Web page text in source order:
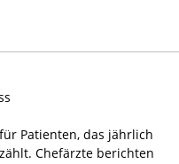
Patienten, das jährlich
Chefärzte berichten